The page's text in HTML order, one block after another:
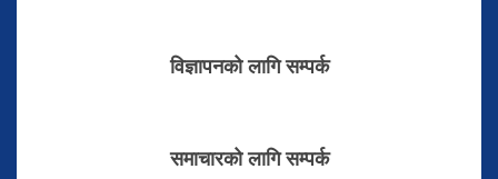
विज्ञापनको लागि सम्पर्क
समाचारको लागि सम्पर्क